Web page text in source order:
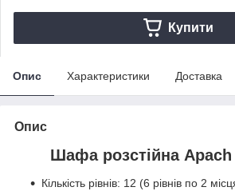
Купити
Опис Характеристики Доставка
Опис
Шафа розстійна Apach
Кількість рівнів: 12 (6 рівнів по 2